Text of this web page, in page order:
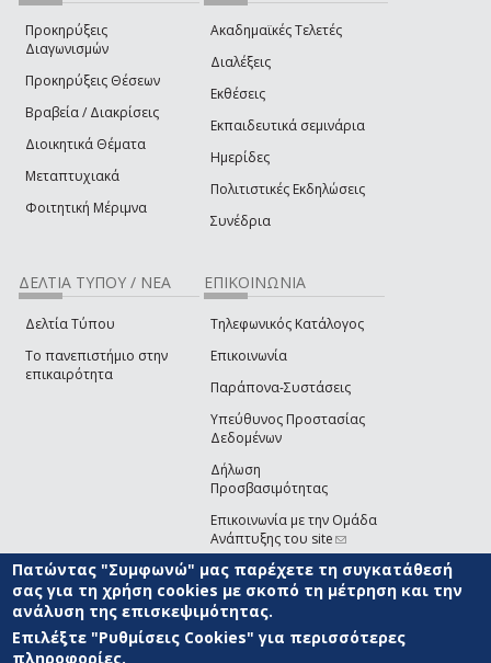
Προκηρύξεις
Διαγωνισμών
Προκηρύξεις Θέσεων
Βραβεία / Διακρίσεις
Διοικητικά Θέματα
Μεταπτυχιακά
Φοιτητική Μέριμνα
Ακαδημαϊκές Τελετές
Διαλέξεις
Εκθέσεις
Εκπαιδευτικά σεμινάρια
Ημερίδες
Πολιτιστικές Εκδηλώσεις
Συνέδρια
ΔΕΛΤΙΑ ΤΥΠΟΥ / ΝΕΑ
Δελτία Τύπου
Το πανεπιστήμιο στην
επικαιρότητα
ΕΠΙΚΟΙΝΩΝΙΑ
Τηλεφωνικός Κατάλογος
Επικοινωνία
Παράπονα-Συστάσεις
Υπεύθυνος Προστασίας
Δεδομένων
Δήλωση
Προσβασιμότητας
Επικοινωνία με την Ομάδα
Ανάπτυξης του site(link sends e-mail)
© ΠΑΝΕΠΙΣΤΗΜΙΟ ΑΙΓΑΙΟΥ ΟΡΟΙ ΧΡΗΣΗΣ ΠΟΛΙΤΙΚΗ COOKIES
ΟΜΑΔΑ
ΑΝΑΠΤΥΞΗΣ
Πατώντας "Συμφωνώ" μας παρέχετε τη συγκατάθεσή
σας για τη χρήση cookies με σκοπό τη μέτρηση και την
ανάλυση της επισκεψιμότητας.
Επιλέξτε "Ρυθμίσεις Cookies" για περισσότερες
πληροφορίες.